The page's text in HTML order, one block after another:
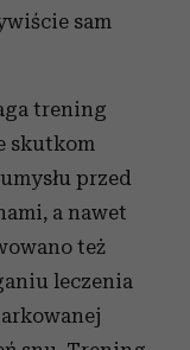
sam
trening
skutkom
przed
a nawet
też
leczenia